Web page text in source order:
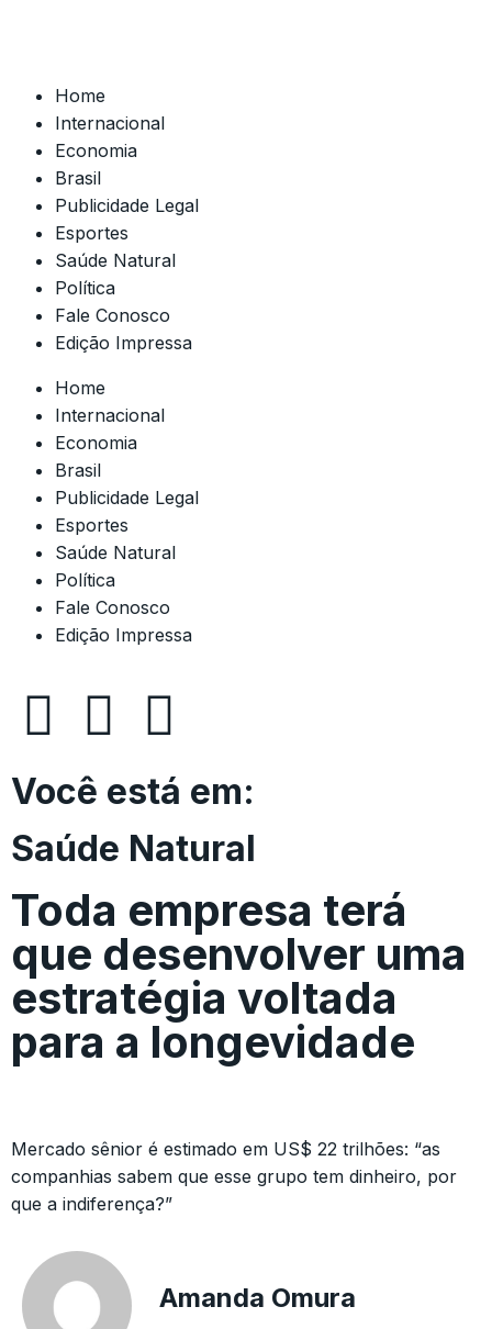
Home
Internacional
Economia
Brasil
Publicidade Legal
Esportes
Saúde Natural
Política
Fale Conosco
Edição Impressa
Home
Internacional
Economia
Brasil
Publicidade Legal
Esportes
Saúde Natural
Política
Fale Conosco
Edição Impressa
Você está em:
Saúde Natural
Toda empresa terá
que desenvolver uma
estratégia voltada
para a longevidade
Mercado sênior é estimado em US$ 22 trilhões: “as
companhias sabem que esse grupo tem dinheiro, por
que a indiferença?”
Amanda Omura